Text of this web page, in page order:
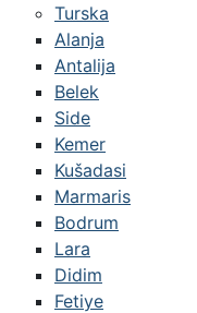
Turska
Alanja
Antalija
Belek
Side
Kemer
Kušadasi
Marmaris
Bodrum
Lara
Didim
Fetiye